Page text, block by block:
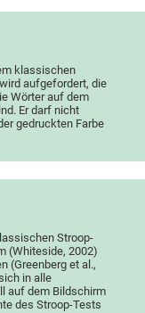
klassischen
aufgefordert, die
Wörter auf dem
Er darf nicht
gedruckten Farbe
Stroop-
(Whiteside, 2002)
(Greenberg et al.,
in alle
auf dem Bildschirm
des Stroop-Tests